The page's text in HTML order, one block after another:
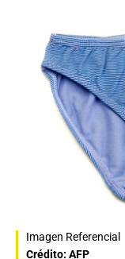
Imagen Referencial
Crédito: AFP